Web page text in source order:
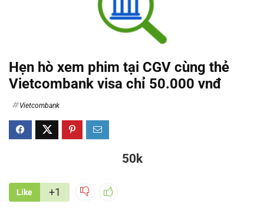
Hẹn hò xem phim tại CGV cùng thẻ
Vietcombank visa chỉ 50.000 vnđ
Vietcombank
50k
Like +1